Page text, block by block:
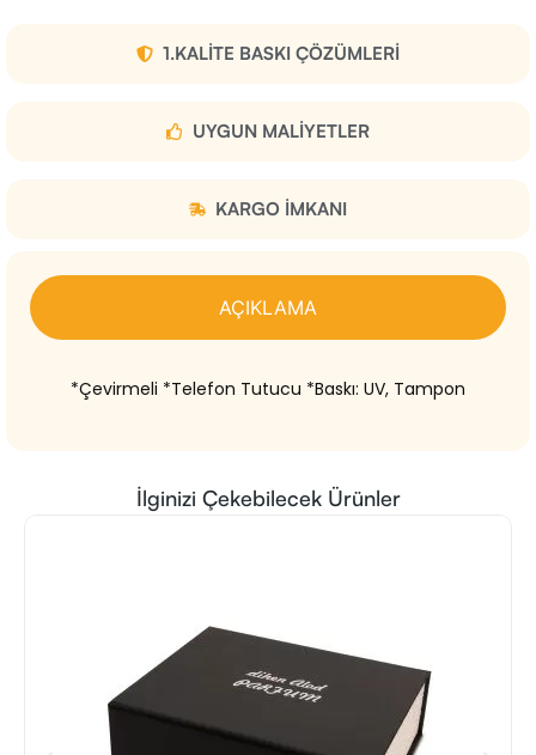
1.KALITE BASKI ÇÖZÜMLERI
UYGUN MALIYETLER
KARGO IMKANI
AÇIKLAMA
*Çevirmeli *Telefon Tutucu *Baskı: UV, Tampon
İlginizi Çekebilecek Ürünler